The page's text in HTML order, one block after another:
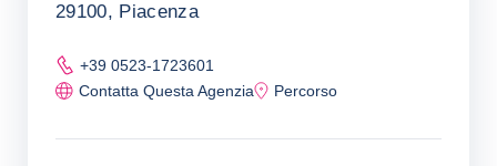
29100, Piacenza
+39 0523-1723601
Contatta Questa Agenzia
Percorso